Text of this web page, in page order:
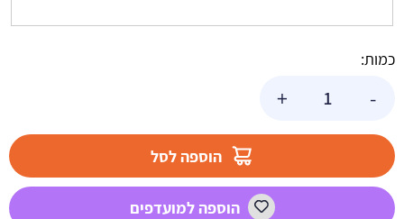
כמות:
-
הנוקמים
+
הוספה לסל
הוספה למועדפים